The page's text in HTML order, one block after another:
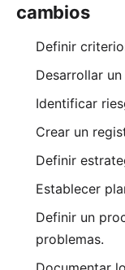
cambios
Definir
Desarrollar
Identificar
Crear un
Definir
Establecer
Definir un
problemas.